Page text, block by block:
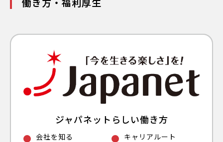
ジャパネットらしい働き方
会社を知る
キャリアルート